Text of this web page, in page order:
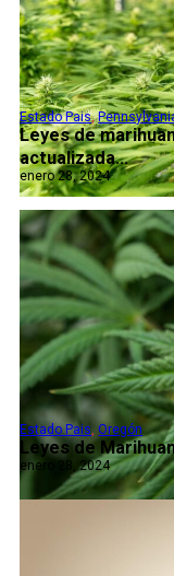
Leyes de
actualizada...
Estado Pais,
enero 28, 2024
Leyes de
Estado Pais,Oregón
enero 28, 2024